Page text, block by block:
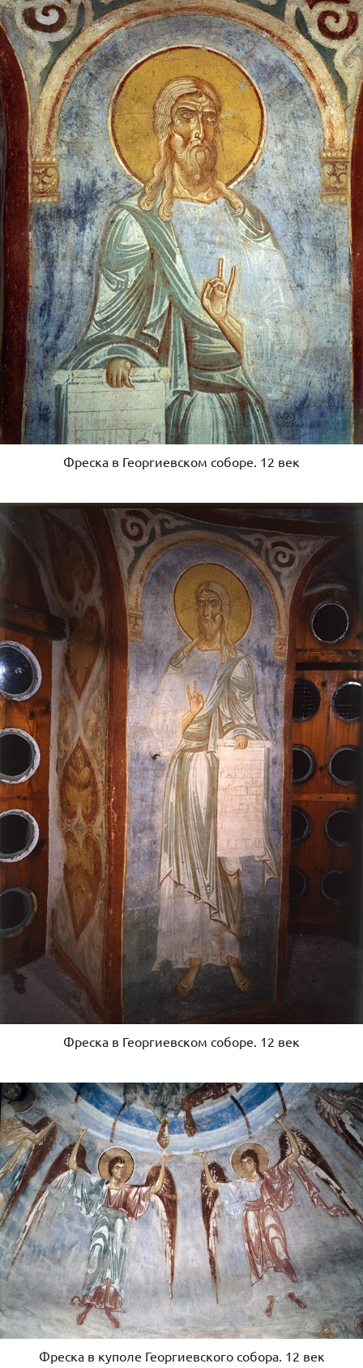
Фреска в Георгиевском соборе. 12 век
Фреска в Георгиевском соборе. 12 век
Фреска в куполе Георгиевского собора. 12 век